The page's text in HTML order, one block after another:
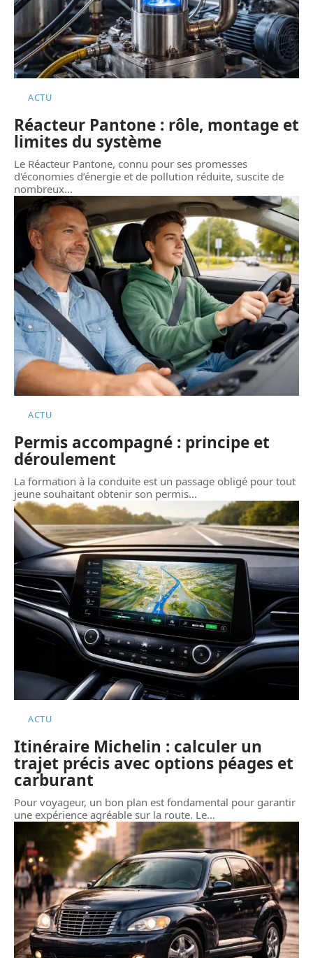
ACTU
Réacteur Pantone : rôle, montage et
limites du système
Le Réacteur Pantone, connu pour ses promesses
d'économies d’énergie et de pollution réduite, suscite de
nombreux…
ACTU
Permis accompagné : principe et
déroulement
La formation à la conduite est un passage obligé pour tout
jeune souhaitant obtenir son permis…
ACTU
Itinéraire Michelin : calculer un
trajet précis avec options péages et
carburant
Pour voyageur, un bon plan est fondamental pour garantir
une expérience agréable sur la route. Le…